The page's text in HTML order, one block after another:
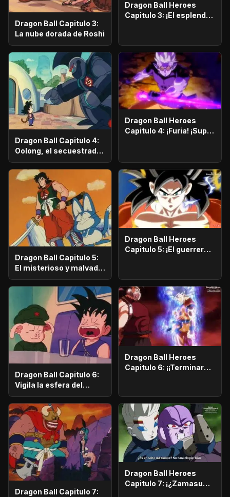
Dragon Ball Capitulo 3:
La nube dorada de Roshi
Dragon Ball Heroes
Capitulo 3: ¡El esplendor
explota!
Dragon Ball Capitulo 4:
Oolong, el secuestrador
de niñas
Dragon Ball Heroes
Capitulo 4: ¡Furia! ¡Super
Dragon Ball Capitulo 5:
El misterioso y malvado
Yamcha vive en el
desierto
Dragon Ball Heroes
Capitulo 5: ¡El guerrero
Dragon Ball Capitulo 6:
Vigila la esfera del
dragón
Dragon Ball Heroes
Capitulo 6: ¡¡Terminaré
Dragon Ball Capitulo 7:
Dragon Ball Heroes
Capitulo 7: ¡¿Zamasu